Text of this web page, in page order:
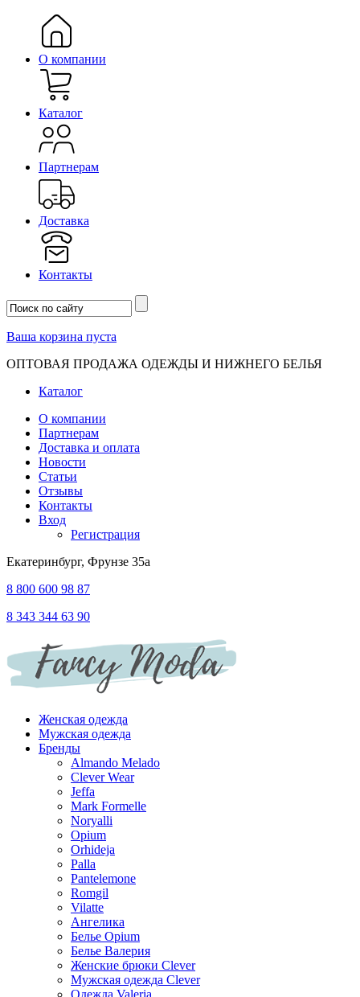
О компании
Каталог
Партнерам
Доставка
Контакты
Ваша корзина пуста
ОПТОВАЯ ПРОДАЖА ОДЕЖДЫ И НИЖНЕГО БЕЛЬЯ
Каталог
О компании
Партнерам
Доставка и оплата
Новости
Статьи
Отзывы
Контакты
Вход
Регистрация
Екатеринбург, Фрунзе 35а
8 800 600 98 87
8 343 344 63 90
Женская одежда
Мужская одежда
Бренды
Almando Melado
Clever Wear
Jeffa
Mark Formelle
Noryalli
Opium
Orhideja
Palla
Pantelemone
Romgil
Vilatte
Ангелика
Белье Opium
Белье Валерия
Женские брюки Clever
Мужская одежда Clever
Одежда Valeria